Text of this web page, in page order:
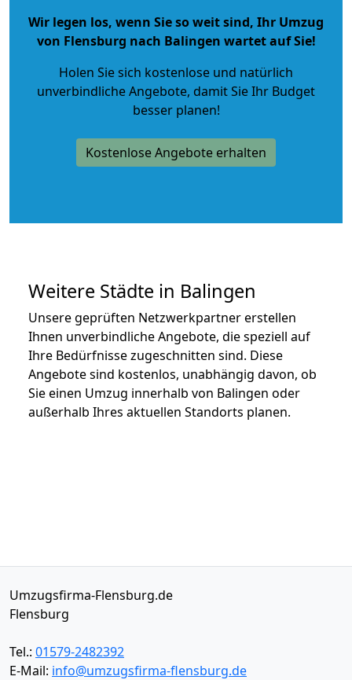
Wir legen los, wenn Sie so weit sind, Ihr Umzug
von Flensburg nach Balingen wartet auf Sie!
Holen Sie sich kostenlose und natürlich
unverbindliche Angebote, damit Sie Ihr Budget
besser planen!
Kostenlose Angebote erhalten
Weitere Städte in Balingen
Unsere geprüften Netzwerkpartner erstellen
Ihnen unverbindliche Angebote, die speziell auf
Ihre Bedürfnisse zugeschnitten sind. Diese
Angebote sind kostenlos, unabhängig davon, ob
Sie einen Umzug innerhalb von Balingen oder
außerhalb Ihres aktuellen Standorts planen.
Umzugsfirma-Flensburg.de
Flensburg
Tel.: 01579-2482392
E-Mail: info@umzugsfirma-flensburg.de